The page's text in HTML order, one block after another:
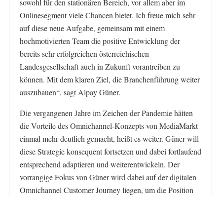
sowohl für den stationären Bereich, vor allem aber im
Onlinesegment viele Chancen bietet. Ich freue mich sehr
auf diese neue Aufgabe, gemeinsam mit einem
hochmotivierten Team die positive Entwicklung der
bereits sehr erfolgreichen österreichischen
Landesgesellschaft auch in Zukunft vorantreiben zu
können. Mit dem klaren Ziel, die Branchenführung weiter
auszubauen“, sagt Alpay Güner.
Die vergangenen Jahre im Zeichen der Pandemie hätten
die Vorteile des Omnichannel-Konzepts von MediaMarkt
einmal mehr deutlich gemacht, heißt es weiter. Güner will
diese Strategie konsequent fortsetzen und dabei fortlaufend
entsprechend adaptieren und weiterentwickeln. Der
vorrangige Fokus von Güner wird dabei auf der digitalen
Omnichannel Customer Journey liegen, um die Position